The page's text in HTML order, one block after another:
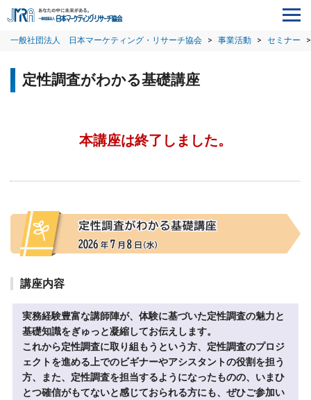
一般社団法人 日本マーケティング・リサーチ協会 > 事業活動 > セミナー >
定性調査がわかる基礎講座
本講座は終了しました。
講座内容
実務経験豊富な講師陣が、体験に基づいた定性調査の魅力と
基礎知識をぎゅっと凝縮してお伝えします。
これから定性調査に取り組もうという方、定性調査のプロジ
ェクトを進める上でのビギナーやアシスタントの役割を担う
方、また、定性調査を担当するようになったものの、いまひ
とつ確信がもてないと感じておられる方にも、ぜひご参加い